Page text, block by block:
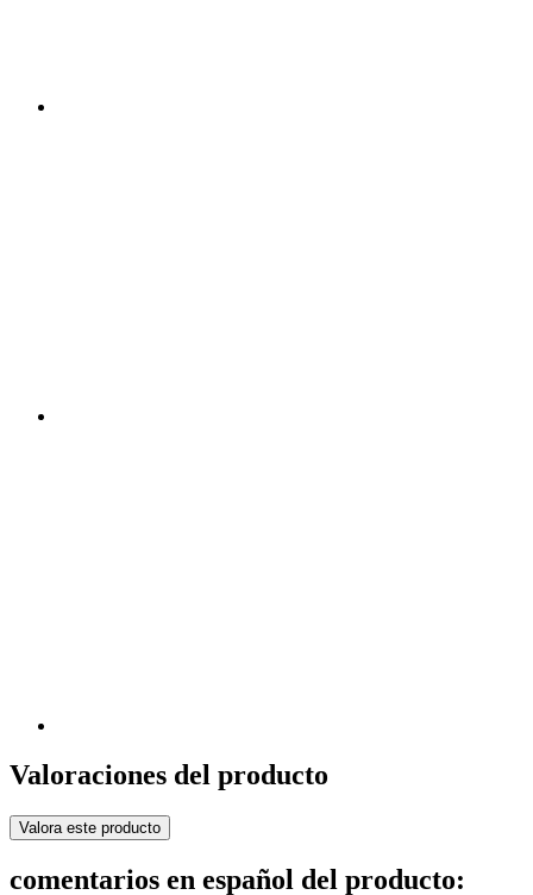
Valoraciones del producto
Valora este producto
comentarios en español del producto: